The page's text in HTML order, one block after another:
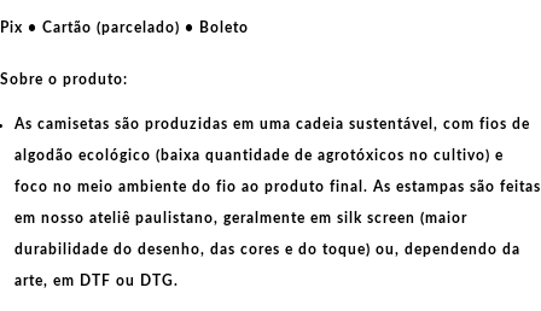
por
das
quantidade
Pix • Cartão (parcelado) • Boleto
Sobre o produto:
As camisetas são produzidas em uma cadeia sustentável, com fios de
algodão ecológico (baixa quantidade de agrotóxicos no cultivo) e
foco no meio ambiente do fio ao produto final. As estampas são feitas
em nosso ateliê paulistano, geralmente em silk screen (maior
durabilidade do desenho, das cores e do toque) ou, dependendo da
arte, em DTF ou DTG.